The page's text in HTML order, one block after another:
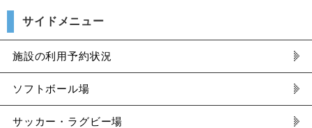
サイドメニュー
施設の利用予約状況
ソフトボール場
サッカー・ラグビー場